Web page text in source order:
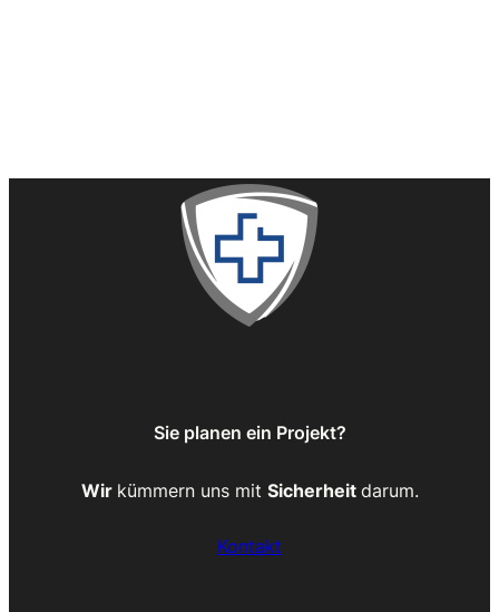
Sie planen ein Projekt?
Wir kümmern uns mit Sicherheit darum.
Kontakt